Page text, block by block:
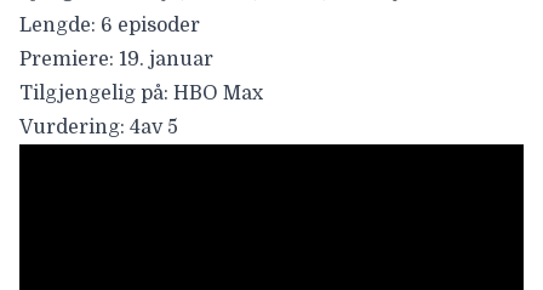
Lengde: 6 episoder
Premiere: 19. januar
Tilgjengelig på: HBO Max
Vurdering: 4av 5